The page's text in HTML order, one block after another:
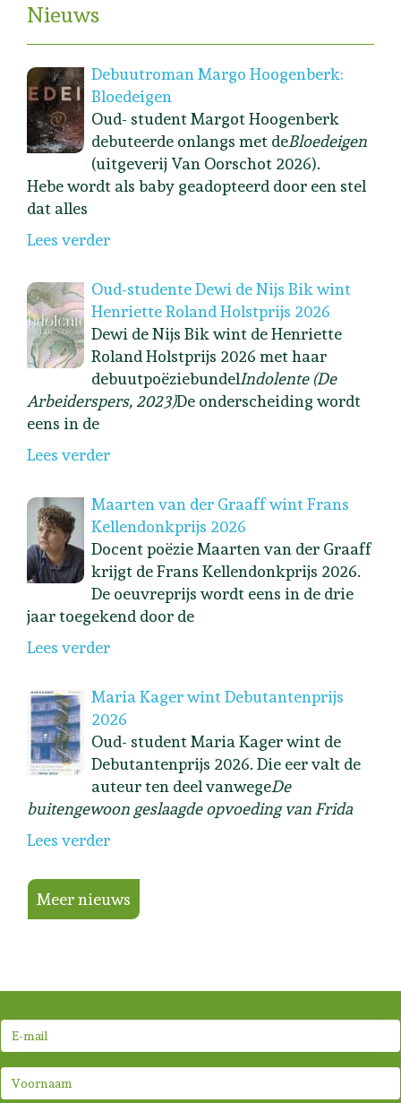
Nieuws
Debuutroman Margo Hoogenberk:
Bloedeigen
Oud- student Margot Hoogenberk
debuteerde onlangs met deBloedeigen
(uitgeverij Van Oorschot 2026).
Hebe wordt als baby geadopteerd door een stel
dat alles
Lees verder
Oud-studente Dewi de Nijs Bik wint
Henriette Roland Holstprijs 2026
Dewi de Nijs Bik wint de Henriette
Roland Holstprijs 2026 met haar
debuutpoëziebundelIndolente (De
Arbeiderspers, 2023)De onderscheiding wordt
eens in de
Lees verder
Maarten van der Graaff wint Frans
Kellendonkprijs 2026
Docent poëzie Maarten van der Graaff
krijgt de Frans Kellendonkprijs 2026.
De oeuvreprijs wordt eens in de drie
jaar toegekend door de
Lees verder
Maria Kager wint Debutantenprijs
2026
Oud- student Maria Kager wint de
Debutantenprijs 2026. Die eer valt de
auteur ten deel vanwegeDe
buitengewoon geslaagde opvoeding van Frida
Lees verder
Meer nieuws